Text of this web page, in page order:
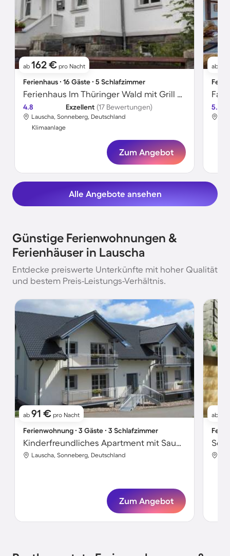
ab 162 € pro Nacht
Ferienhaus ∙ 16 Gäste ∙ 5 Schlafzimmer
Ferienhaus Im Thüringer Wald mit Grill und Garten
4.8 Exzellent (17 Bewertungen)
Lauscha, Sonneberg, Deutschland
Klimaanlage
Zum Angebot
ab
5.0
Alle Angebote ansehen
Günstige Ferienwohnungen &
Ferienhäuser in Lauscha
Entdecke preiswerte Unterkünfte mit hoher Qualität
und bestem Preis-Leistungs-Verhältnis.
ab 91 € pro Nacht
Ferienwohnung ∙ 3 Gäste ∙ 3 Schlafzimmer
Kinderfreundliches Apartment mit Sauna und Garten | Bergblick | Haustierfreundlich
Lauscha, Sonneberg, Deutschland
Zum Angebot
ab